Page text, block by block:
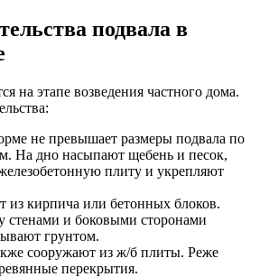
подвала в
на этапе возведения частного дома.
не превышает размеры подвала по
На дно насыпают щебень и песок,
плиту и укрепляют
из кирпича или бетонных блоков.
стенами и боковыми сторонами
грунтом.
сооружают из ж/б плиты. Реже
перекрытия.